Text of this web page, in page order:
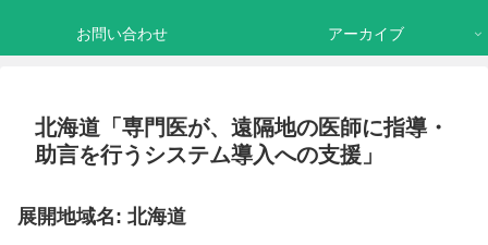
お問い合わせ アーカイブ
北海道「専門医が、遠隔地の医師に指導・
助言を行うシステム導入への支援」
展開地域名: 北海道